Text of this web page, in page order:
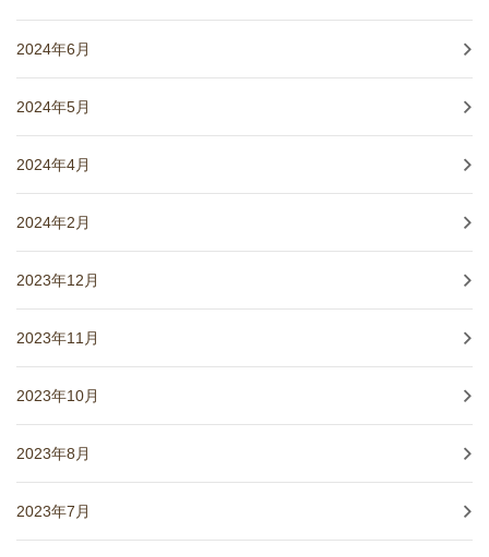
2024年6月
2024年5月
2024年4月
2024年2月
2023年12月
2023年11月
2023年10月
2023年8月
2023年7月